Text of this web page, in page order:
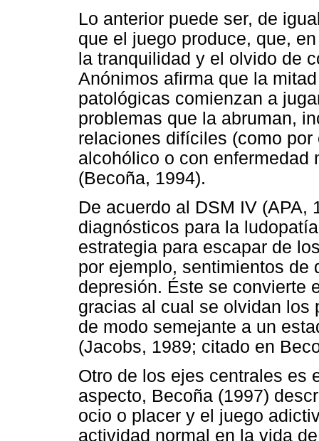
Lo anterior puede ser, de
que el juego produce, que,
la tranquilidad y el olvido de
Anónimos afirma que la
patológicas comienzan a
problemas que la abruman,
relaciones difíciles (como
alcohólico o con enfermedad
(Becoña, 1994).
De acuerdo al DSM IV (APA,
diagnósticos para la
estrategia para escapar de
por ejemplo, sentimientos de
depresión. Éste se convierte
gracias al cual se olvidan los
de modo semejante a un
(Jacobs, 1989; citado en
Otro de los ejes centrales es
aspecto, Becoña (1997)
ocio o placer y el juego
actividad normal en la vida